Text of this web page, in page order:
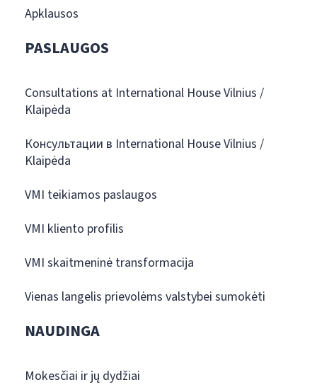
Apklausos
PASLAUGOS
Consultations at International House Vilnius /
Klaipėda
Консультации в International House Vilnius /
Klaipėda
VMI teikiamos paslaugos
VMI kliento profilis
VMI skaitmeninė transformacija
Vienas langelis prievolėms valstybei sumokėti
NAUDINGA
Mokesčiai ir jų dydžiai